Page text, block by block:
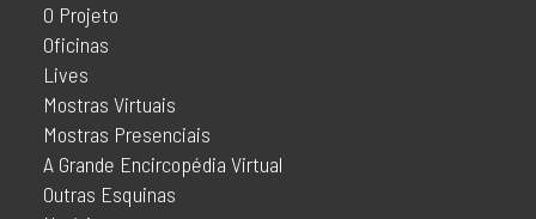
O Projeto
Oficinas
Lives
Mostras Virtuais
Mostras Presenciais
A Grande Encircopédia Virtual
Outras Esquinas